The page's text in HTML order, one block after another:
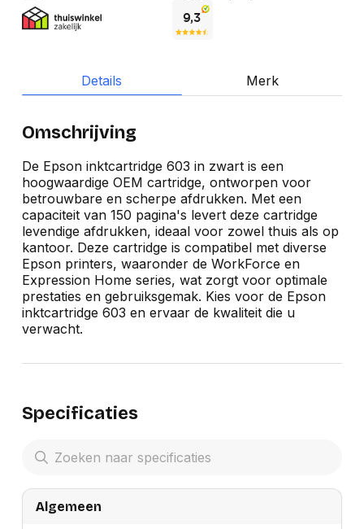
Details Merk
Omschrijving
De Epson inktcartridge 603 in zwart is een
hoogwaardige OEM cartridge, ontworpen voor
betrouwbare en scherpe afdrukken. Met een
capaciteit van 150 pagina's levert deze cartridge
levendige afdrukken, ideaal voor zowel thuis als op
kantoor. Deze cartridge is compatibel met diverse
Epson printers, waaronder de WorkForce en
Expression Home series, wat zorgt voor optimale
prestaties en gebruiksgemak. Kies voor de Epson
inktcartridge 603 en ervaar de kwaliteit die u
verwacht.
Specificaties
Algemeen